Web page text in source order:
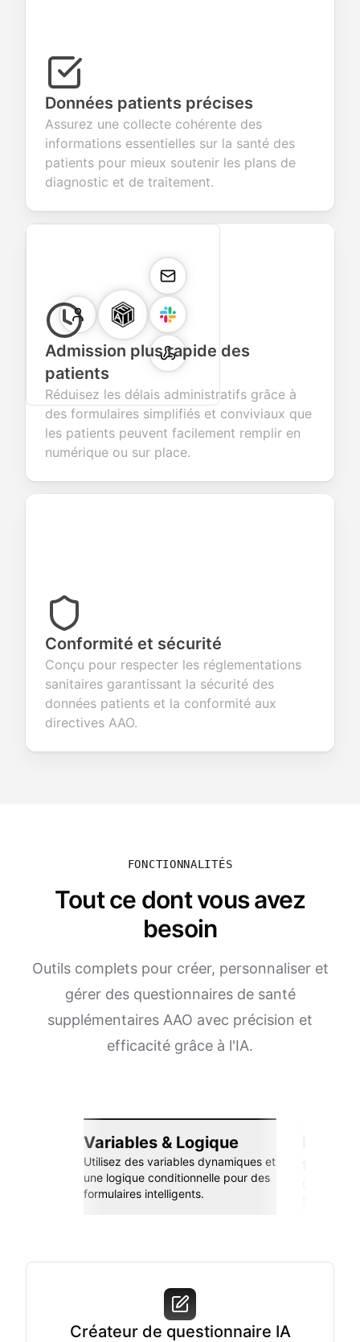
Données patients précises
Assurez une collecte cohérente des
informations essentielles sur la santé des
patients pour mieux soutenir les plans de
diagnostic et de traitement.
Admission plus rapide des
patients
Réduisez les délais administratifs grâce à
des formulaires simplifiés et conviviaux que
les patients peuvent facilement remplir en
numérique ou sur place.
Conformité et sécurité
Conçu pour respecter les réglementations
sanitaires garantissant la sécurité des
données patients et la conformité aux
directives AAO.
FONCTIONNALITÉS
Tout ce dont vous avez
besoin
Outils complets pour créer, personnaliser et
gérer des questionnaires de santé
supplémentaires AAO avec précision et
efficacité grâce à l'IA.
Variables & Logique
Utilisez des variables dynamiques et
une logique conditionnelle pour des
formulaires intelligents.
Créateur de questionnaire IA